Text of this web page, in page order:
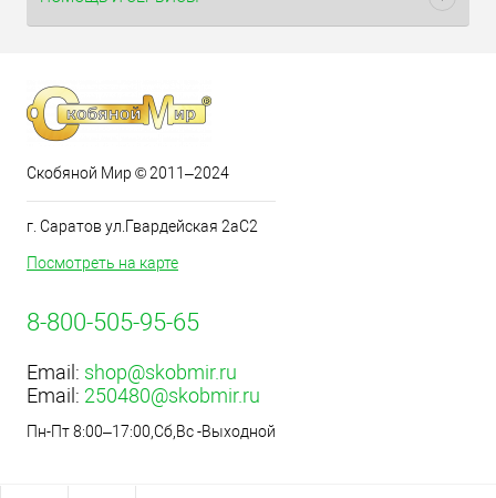
Скобяной Мир © 2011–2024
г. Саратов ул.Гвардейская 2аС2
Посмотреть на карте
8-800-505-95-65
Email: shop@skobmir.ru
Email: 250480@skobmir.ru
Пн-Пт 8:00–17:00,Сб,Вс -Выходной